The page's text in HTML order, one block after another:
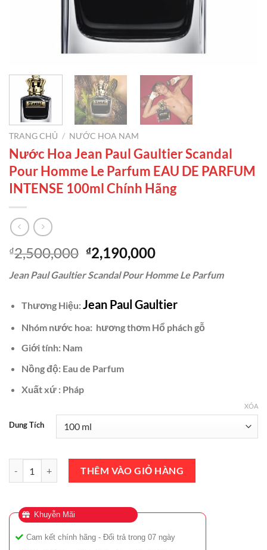
TRANG CHỦ / NƯỚC HOA NAM
Nước Hoa Jean Paul Gaultier Scandal
Pour Homme Le Parfum EAU DE PARFUM
INTENSE 100ml Chính Hãng
₫2,500,000 Giá
gốc
là:
₫2,500,000.
₫2,190,000Giá
tại
là:
₫2,190,000.
Jean Paul Gaultier Scandal Pour Homme Le Parfum
Thương Hiệu:Jean Paul Gaultier
Nhóm nước hoa: hương thơm Hổ phách gỗ
Giới tính: Nam
Nồng độ: Eau de Parfum
Xuất xứ : Pháp
Dung Tích
XÓA
Nước Hoa Jean Paul Gaultier Scandal Pour Homme Le Parfum EAU
THÊM VÀO GIỎ HÀNG
Khuyễn Mãi
Cam kết chính hãng - Đổi trả trong 07 ngày